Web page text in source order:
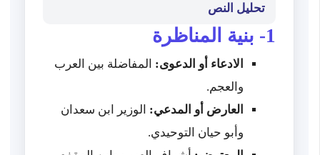
تحليل النص
1- بنية المناظرة
الادعاء أو الدعوى: المفاضلة بين العرب
والعجم.
العارض أو المدعي: الوزير ابن سعدان
وأبو حيان التوحيدي.